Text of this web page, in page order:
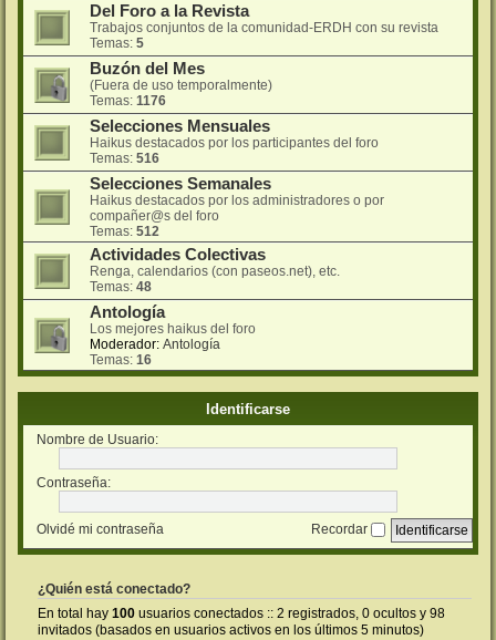
Del Foro a la Revista
Trabajos conjuntos de la comunidad-ERDH con su revista
Temas: 5
Buzón del Mes
(Fuera de uso temporalmente)
Temas: 1176
Selecciones Mensuales
Haikus destacados por los participantes del foro
Temas: 516
Selecciones Semanales
Haikus destacados por los administradores o por
compañer@s del foro
Temas: 512
Actividades Colectivas
Renga, calendarios (con paseos.net), etc.
Temas: 48
Antología
Los mejores haikus del foro
Moderador: Antología
Temas: 16
Identificarse
Nombre de Usuario:
Contraseña:
Olvidé mi contraseña Recordar
¿Quién está conectado?
En total hay 100 usuarios conectados :: 2 registrados, 0 ocultos y 98
invitados (basados en usuarios activos en los últimos 5 minutos)